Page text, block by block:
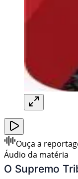
Ouça a
Áudio da matéria
O Supremo